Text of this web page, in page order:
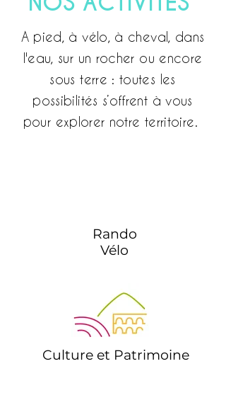
A pied, à vélo, à cheval, dans
l'eau, sur un rocher ou encore
sous terre : toutes les
possibilités s’offrent à vous
pour explorer notre territoire.
Rando
Vélo
Culture et Patrimoine